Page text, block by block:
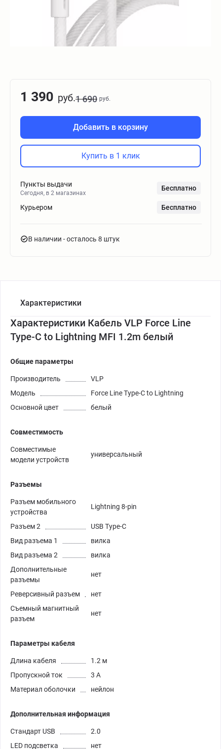
1 390 руб.1 690 руб.
Добавить в корзину
Купить в 1 клик
Пункты выдачи
Сегодня, в 2 магазинах
Бесплатно
Курьером Бесплатно
В наличии - осталось 8 штук
Характеристики
Характеристики Кабель VLP Force Line
Type-C to Lightning MFI 1.2m белый
Общие параметры
Производитель
VLP
Модель
Force Line Type-C to Lightning
Основной цвет
белый
Совместимость
Совместимые
модели устройств
универсальный
Разъемы
Разъем мобильного
устройства
Lightning 8-pin
Разъем 2
USB Type-C
Вид разъема 1
вилка
Вид разъема 2
вилка
Дополнительные
разъемы
нет
Реверсивный разъем
нет
Съемный магнитный
разъем
нет
Параметры кабеля
Длина кабеля
1.2 м
Пропускной ток
3 А
Материал оболочки
нейлон
Дополнительная информация
Стандарт USB
2.0
LED подсветка
нет